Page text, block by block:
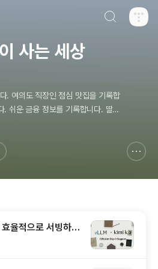
사는 세상
. 여의도 직장인 점심 맛집을 기록합
.
율적으로 서빙하는